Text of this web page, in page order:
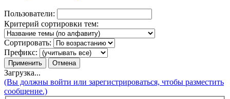
Пользователи:
Критерий сортировки тем:
Сортировать:
Префикс:
Загрузка...
(Вы должны войти или зарегистрироваться, чтобы разместить
сообщение.)